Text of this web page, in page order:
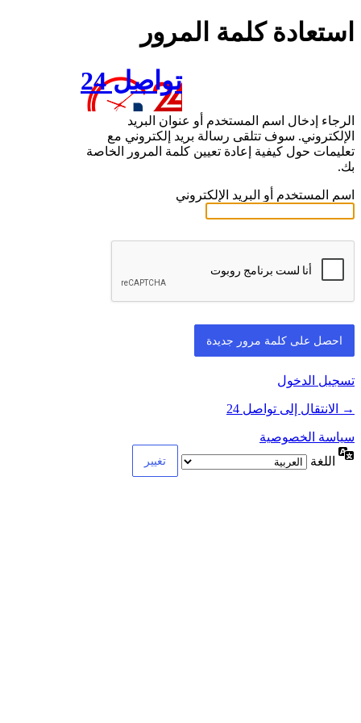
استعادة كلمة المرور
تواصل 24
الرجاء إدخال اسم المستخدم أو عنوان البريد
الإلكتروني. سوف تتلقى رسالة بريد إلكتروني مع
تعليمات حول كيفية إعادة تعيين كلمة المرور الخاصة
بك.
اسم المستخدم أو البريد الإلكتروني
تسجيل الدخول
→ الانتقال إلى تواصل 24
سياسة الخصوصية
اللغة